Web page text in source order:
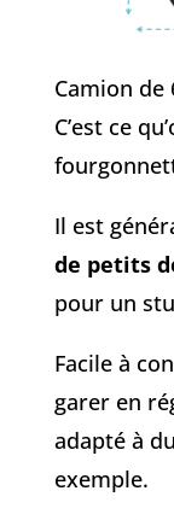
Camion de
C’est ce
Il est
de petits
pour un
Facile à
garer en
adapté à
exemple.